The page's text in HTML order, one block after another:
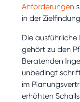
Anforderungen
in der
Die
gehört zu den
Beratenden
unbedingt
im
erhöhten